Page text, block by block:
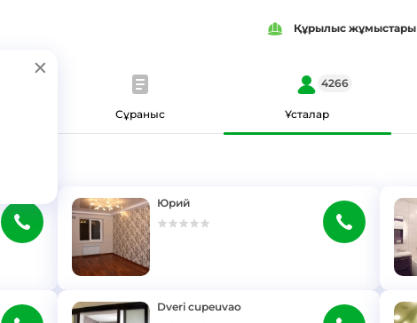
Құрылыс жұмыстары
Сұраныс Ұсталар
4266
Юрий
Dveri cupeuvao